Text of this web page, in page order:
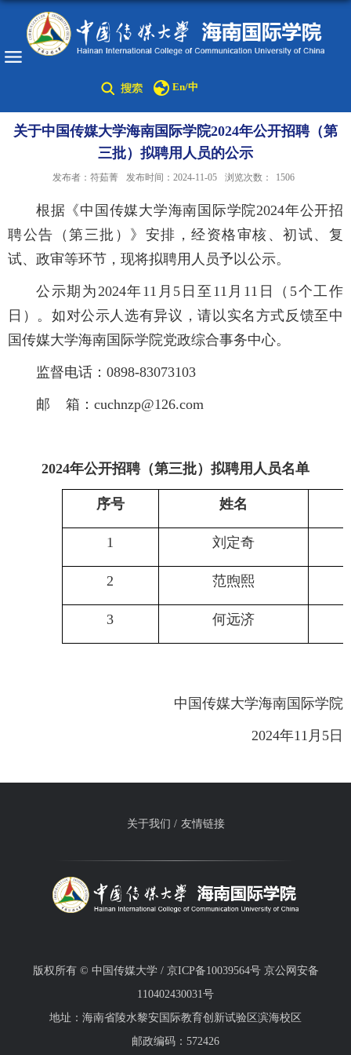
En/中
关于中国传媒大学海南国际学院2024年公开招聘（第
三批）拟聘用人员的公示
发布者：符茹菁 发布时间：2024-11-05 浏览次数： 1506
根据《中国传媒大学海南国际学院2024年公开招
聘公告（第三批）》安排，经资格审核、初试、复
试、政审等环节，现将拟聘用人员予以公示。
公示期为2024年11月5日至11月11日（5个工作
日）。如对公示人选有异议，请以实名方式反馈至中
国传媒大学海南国际学院党政综合事务中心。
监督电话：0898-83073103
邮 箱： cuchnzp@126.com
2024年公开招聘（第三批）拟聘用人员名单
序号 姓名
1 刘定奇
2 范煦熙
3 何远济
中国传媒大学海南国际学院
2024年11月5日
关于我们 / 友情链接
版权所有 © 中国传媒大学 / 京ICP备10039564号 京公网安备
110402430031号
地址：海南省陵水黎安国际教育创新试验区滨海校区
邮政编码：572426